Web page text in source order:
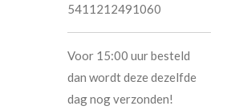
5411212491060
Voor 15:00 uur besteld
dan wordt deze dezelfde
dag nog verzonden!